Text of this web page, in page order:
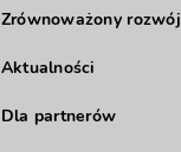
Zrównoważony rozwój
Aktualności
Dla partnerów